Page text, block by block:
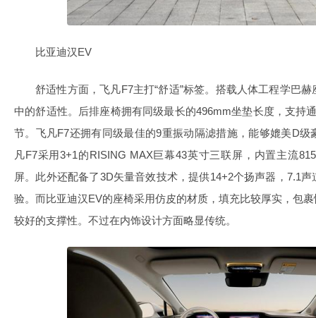
比亚迪汉EV
舒适性方面，飞凡F7主打“舒适”标签。搭载人体工程学巴
中的舒适性。后排座椅拥有同级最长的496mm坐垫长度，支持
节。飞凡F7还拥有同级最佳的9重振动隔滤措施，能够媲美D
凡F7采用3+1的RISING MAX巨幕43英寸三联屏，内置主流
屏。此外还配备了3D矢量音效技术，提供14+2个扬声器，7.1
验。而比亚迪汉EV的座椅采用仿皮的材质，填充比较厚实，包
较好的支撑性。不过在内饰设计方面略显传统。